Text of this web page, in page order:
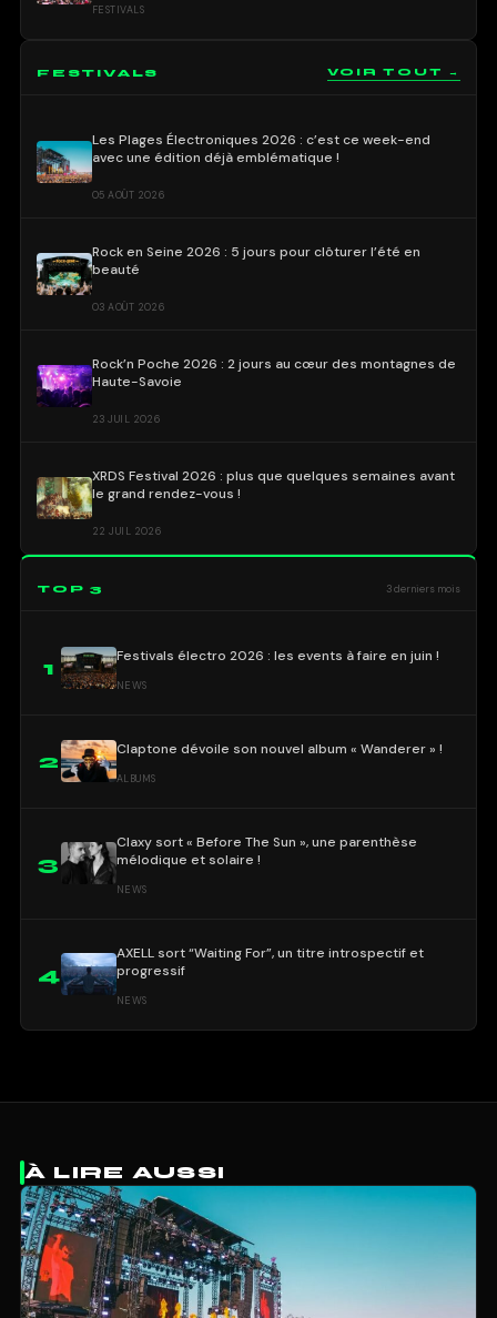
FESTIVALS
FESTIVALS VOIR TOUT →
Les Plages Électroniques 2026 : c’est ce week-end
avec une édition déjà emblématique !
05 AOÛT 2026
Rock en Seine 2026 : 5 jours pour clôturer l’été en
beauté
03 AOÛT 2026
Rock’n Poche 2026 : 2 jours au cœur des montagnes de
Haute-Savoie
23 JUIL 2026
XRDS Festival 2026 : plus que quelques semaines avant
le grand rendez-vous !
22 JUIL 2026
TOP 3 3 derniers mois
1
Festivals électro 2026 : les events à faire en juin !
NEWS
2
Claptone dévoile son nouvel album « Wanderer » !
ALBUMS
3
Claxy sort « Before The Sun », une parenthèse
mélodique et solaire !
NEWS
4
AXELL sort “Waiting For”, un titre introspectif et
progressif
NEWS
À LIRE AUSSI